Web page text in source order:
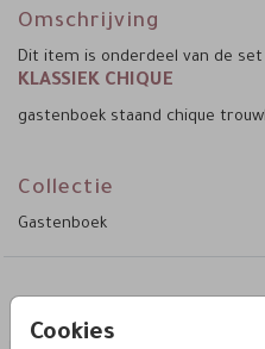
Cookies
Omschrijving
Dit item is onderdeel van de set
KLASSIEK CHIQUE
gastenboek staand chique
Collectie
Gastenboek
Deze vind je
houten harmonica map